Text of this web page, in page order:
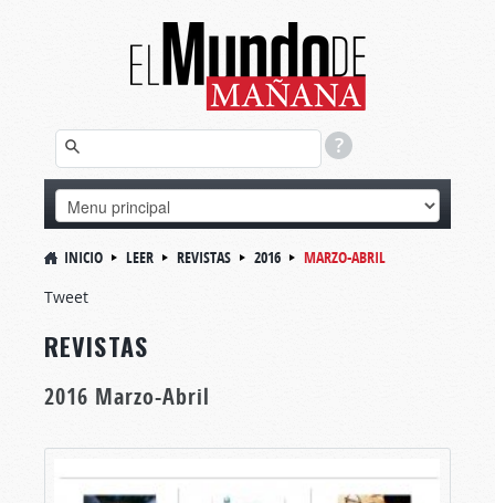
INICIO LEER REVISTAS 2016
MARZO-ABRIL
Tweet
REVISTAS
2016 Marzo-Abril